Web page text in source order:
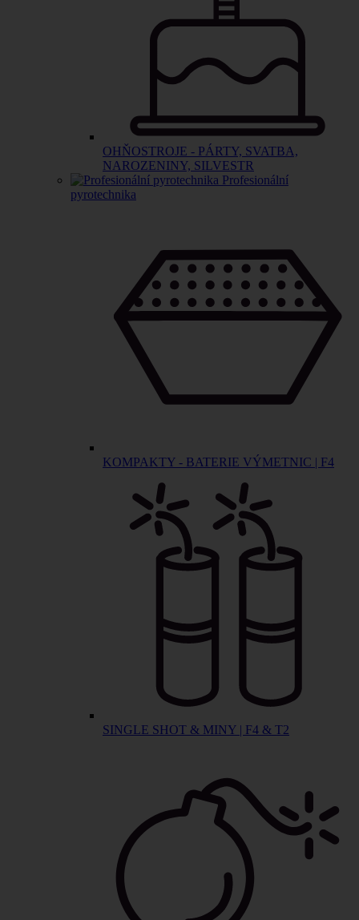
OHŇOSTROJE - PÁRTY, SVATBA,
NAROZENINY, SILVESTR
Profesionální
pyrotechnika
KOMPAKTY - BATERIE VÝMETNIC | F4
SINGLE SHOT & MINY | F4 & T2